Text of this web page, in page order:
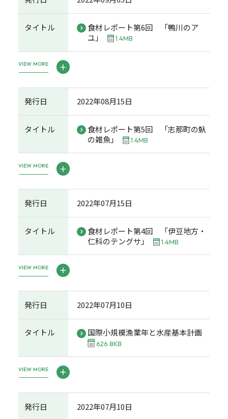
タイトル
食材レポート第6回 「鴨川のア
ユ」
1.4MB
VIEW MORE
発行日 2022年08月15日
タイトル
食材レポート第5回 「志那町の魞
の雑魚」
1.4MB
VIEW MORE
発行日 2022年07月15日
タイトル
食材レポート第4回 「伊豆地方・
仁科のテングサ」
1.4MB
VIEW MORE
発行日 2022年07月10日
タイトル 国際小規模漁業年と水産基本計画
626.8KB
VIEW MORE
発行日 2022年07月10日